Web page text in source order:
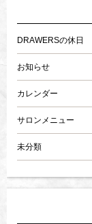
DRAWERSの休日
お知らせ
カレンダー
サロンメニュー
未分類